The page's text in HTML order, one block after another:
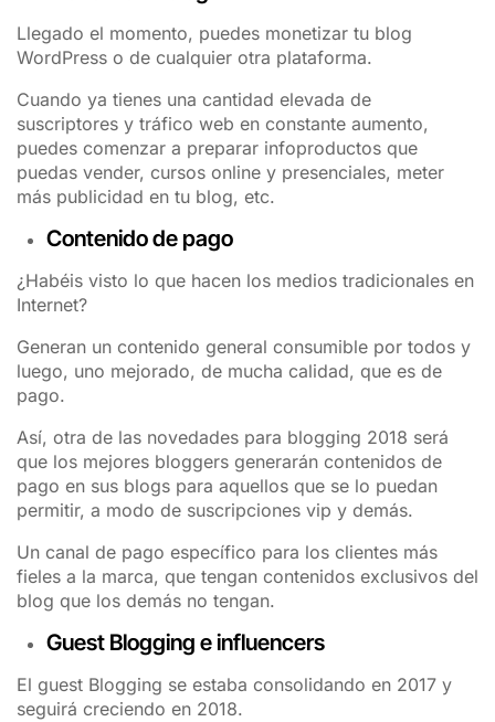
Llegado el momento, puedes monetizar tu blog
WordPress o de cualquier otra plataforma.
Cuando ya tienes una cantidad elevada de
suscriptores y tráfico web en constante aumento,
puedes comenzar a preparar infoproductos que
puedas vender, cursos online y presenciales, meter
más publicidad en tu blog, etc.
Contenido de pago
¿Habéis visto lo que hacen los medios tradicionales en
Internet?
Generan un contenido general consumible por todos y
luego, uno mejorado, de mucha calidad, que es de
pago.
Así, otra de las novedades para blogging 2018 será
que los mejores bloggers generarán contenidos de
pago en sus blogs para aquellos que se lo puedan
permitir, a modo de suscripciones vip y demás.
Un canal de pago específico para los clientes más
fieles a la marca, que tengan contenidos exclusivos del
blog que los demás no tengan.
Guest Blogging e influencers
El guest Blogging se estaba consolidando en 2017 y
seguirá creciendo en 2018.